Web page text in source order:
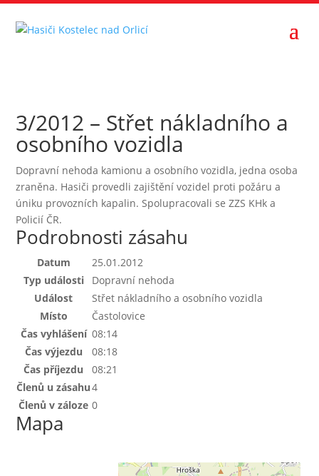
3/2012 – Střet nákladního a
osobního vozidla
Dopravní nehoda kamionu a osobního vozidla, jedna osoba
zraněna. Hasiči provedli zajištění vozidel proti požáru a
úniku provozních kapalin. Spolupracovali se ZZS KHk a
Policií ČR.
Podrobnosti zásahu
Datum
25.01.2012
Typ události
Dopravní nehoda
Událost
Střet nákladního a osobního vozidla
Místo
Častolovice
Čas vyhlášení 08:14
Čas výjezdu
08:18
Čas příjezdu
08:21
Členů u zásahu4
Členů v záloze 0
Mapa